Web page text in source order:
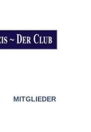
MITGLIEDER